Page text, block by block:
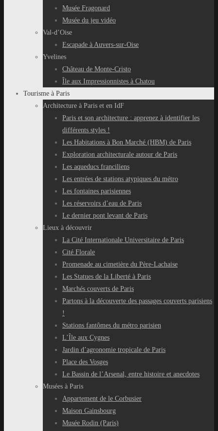
Musée Fragonard
Musée du jeu vidéo
Val-d’Oise
Escapade à Auvers-sur-Oise
Yvelines
Château de Monte-Cristo
Île aux Impressionnistes à Chatou
Tourisme à Paris
Architecture à Paris et en IdF
Paris et son architecture : apprenez à identifier les
différents styles !
Les Habitations à Bon Marché (HBM) de Paris
Exploration architecturale autour de Paris
Les aqueducs franciliens
Les entrées de stations atypiques du métro
Les fontaines parisiennes
Les réservoirs d’eau de Paris
Le dernier pont levant de Paris
Lieux à découvrir
La Cité Internationale Universitaire de Paris
Cité Florale
Promenade au cimetière du Père-Lachaise
Les Statues de la Liberté à Paris
Marchés couverts de Paris
Partons à la découverte des passages couverts parisiens
!
Stations fantômes du métro parisien
L’Île aux Cygnes
Jardin d’agronomie tropicale de Paris
Place des Vosges
Le Bassin de l’Arsenal, entre histoire et anecdotes
Musées à Paris
Appartement de le Corbusier
Maison Gainsbourg
Musée Rodin (Paris)